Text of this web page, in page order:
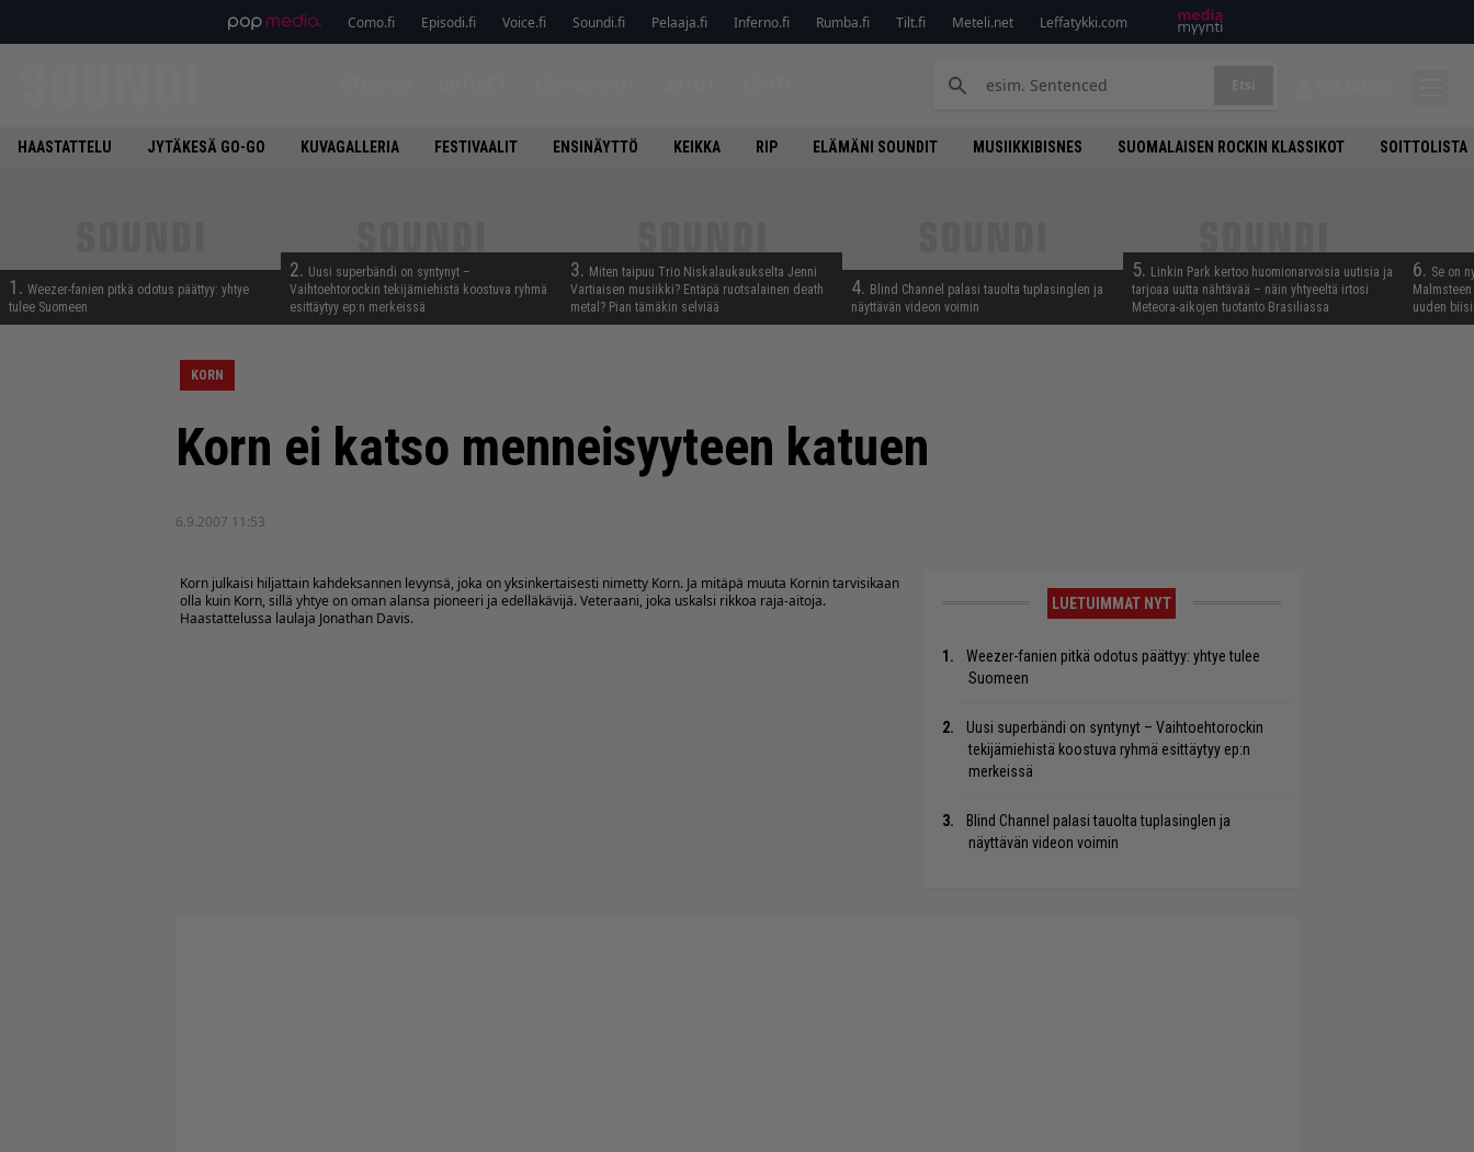
Como.fi Episodi.fi Voice.fi Soundi.fi Pelaaja.fi Inferno.fi Rumba.fi Tilt.fi Meteli.net Leffatykki.com
HAASTATTELU JYTÄKESÄ GO-GO KUVAGALLERIA FESTIVAALIT ENSINÄYTTÖ KEIKKA RIP ELÄMÄNI SOUNDIT MUSIIKKIBISNES SUOMALAISEN ROCKIN KLASSIKOT SOITTOLISTA
1. Weezer-fanien pitkä odotus päättyy: yhtye
tulee Suomeen
2. Uusi superbändi on syntynyt –
Vaihtoehtorockin tekijämiehistä koostuva ryhmä
esittäytyy ep:n merkeissä
3. Miten taipuu Trio Niskalaukaukselta Jenni
Vartiaisen musiikki? Entäpä ruotsalainen death
metal? Pian tämäkin selviää
4. Blind Channel palasi tauolta tuplasinglen ja
näyttävän videon voimin
5. Linkin Park kertoo huomionarvoisia uutisia ja
tarjoaa uutta nähtävää – näin yhtyeeltä irtosi
Meteora-aikojen tuotanto Brasiliassa
6. Se on
uuden
KORN
Korn ei katso menneisyyteen katuen
6.9.2007 11:53
Korn julkaisi hiljattain kahdeksannen levynsä, joka on yksinkertaisesti nimetty Korn. Ja mitäpä muuta Kornin tarvisikaan
olla kuin Korn, sillä yhtye on oman alansa pioneeri ja edelläkävijä. Veteraani, joka uskalsi rikkoa raja-aitoja.
Haastattelussa laulaja Jonathan Davis.
LUETUIMMAT NYT
Weezer-fanien pitkä odotus päättyy: yhtye tulee
Suomeen
Uusi superbändi on syntynyt – Vaihtoehtorockin
tekijämiehistä koostuva ryhmä esittäytyy ep:n
merkeissä
Blind Channel palasi tauolta tuplasinglen ja
näyttävän videon voimin